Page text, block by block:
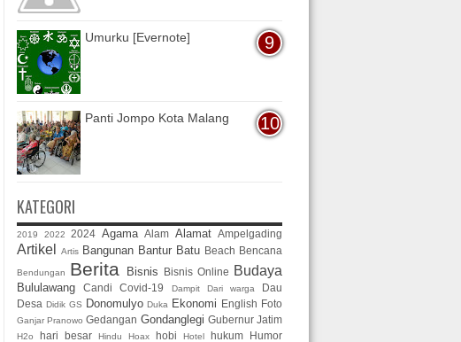
Umurku [Evernote]
Panti Jompo Kota Malang
KATEGORI
2019 2022 2024 Agama Alam Alamat Ampelgading
Artikel Artis Bangunan Bantur Batu Beach Bencana
Bendungan Berita Bisnis Bisnis Online Budaya
Bululawang Candi Covid-19 Dampit Dari warga
Dau
Desa Didik GS Donomulyo Duka Ekonomi English Foto
Ganjar Pranowo Gedangan Gondanglegi Gubernur Jatim
H2o hari besar Hindu Hoax hobi Hotel hukum Humor